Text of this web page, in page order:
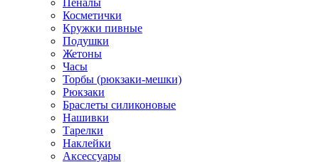
Пеналы
Косметички
Кружки пивные
Подушки
Жетоны
Часы
Торбы (рюкзаки-мешки)
Рюкзаки
Браслеты силиконовые
Нашивки
Тарелки
Наклейки
Аксессуары